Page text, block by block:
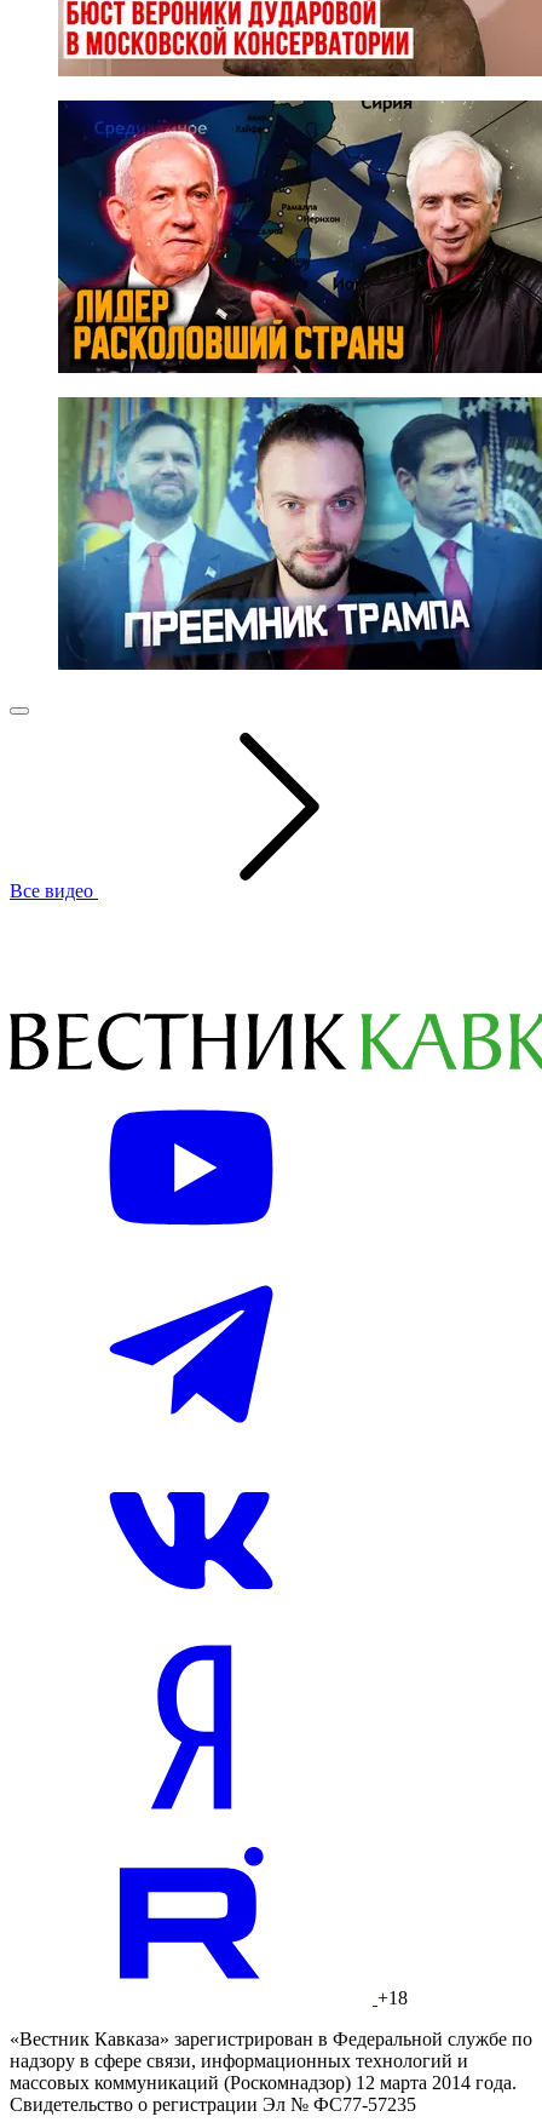
Все видео
+18
«Вестник Кавказа» зарегистрирован в Федеральной службе по
надзору в сфере связи, информационных технологий и
массовых коммуникаций (Роскомнадзор) 12 марта 2014 года.
Свидетельство о регистрации Эл № ФС77-57235